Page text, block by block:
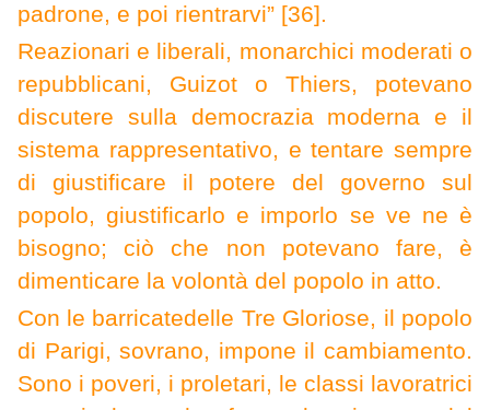
padrone, e poi rientrarvi” [36].
Reazionari e liberali, monarchici moderati o
repubblicani, Guizot o Thiers, potevano
discutere sulla democrazia moderna e il
sistema rappresentativo, e tentare sempre
di giustificare il potere del governo sul
popolo, giustificarlo e imporlo se ve ne è
bisogno; ciò che non potevano fare, è
dimenticare la volontà del popolo in atto.
Con le barricatedelle Tre Gloriose, il popolo
di Parigi, sovrano, impone il cambiamento.
Sono i poveri, i proletari, le classi lavoratrici